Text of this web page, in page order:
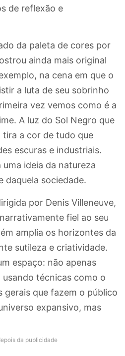
de reflexão e
da paleta de cores por
ainda mais original
na cena em que o
a luta de seu sobrinho
vez vemos como é a
A luz do Sol Negro que
tira a cor de tudo que
escuras e industriais.
uma ideia da natureza
daquela sociedade.
por Denis Villeneuve,
fiel ao seu
amplia os horizontes da
sutileza e criatividade.
espaço: não apenas
técnicas como o
gerais que fazem o público
expansivo, mas
da publicidade